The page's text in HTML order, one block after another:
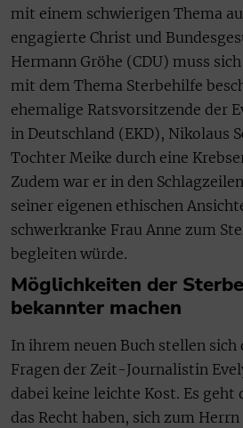
mit einem schwierigen Thema
engagierte Christ und
Hermann Gröhe (CDU) muss
mit dem Thema Sterbehilfe
ehemalige Ratsvorsitzende der
in Deutschland (EKD), Nikolaus
Tochter Meike durch eine
Zudem war er in den
seiner eigenen ethischen
schwerkranke Frau Anne zum
begleiten würde.
Möglichkeiten der
bekannter machen
In ihrem neuen Buch stellen sich
Fragen der Zeit-Journalistin
dabei keine leichte Kost. Es geht
das Recht haben, sich zum